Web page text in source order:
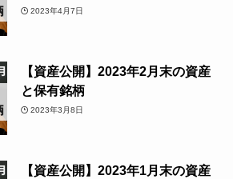
2023年4月7日
【資産公開】2023年2月末の資産
と保有銘柄
2023年3月8日
【資産公開】2023年1月末の資産